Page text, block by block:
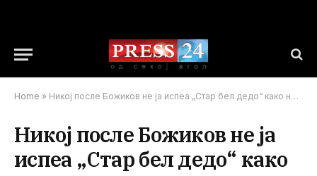
Home » Никој после Божиков не ја испеа „Стар бел дедо“ како нашиот Ристе: Потресни зборови за загинатиот баритон
Никој после Божиков не ја
испеа „Стар бел дедо“ како